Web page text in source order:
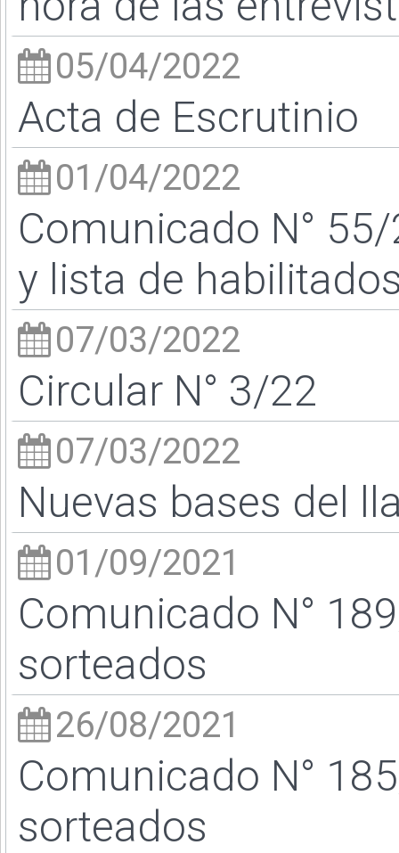
05/04/2022
Acta de Escrutinio
01/04/2022
Comunicado N°
y lista de
07/03/2022
Circular N° 3/22
07/03/2022
Nuevas bases del
01/09/2021
Comunicado N°
sorteados
26/08/2021
Comunicado N°
sorteados